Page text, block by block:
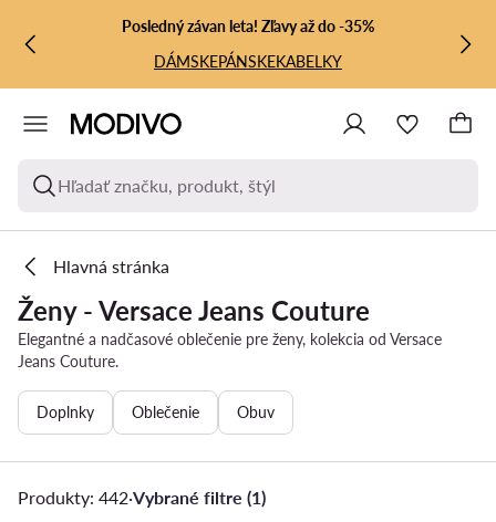
PREJSŤ NA HLAVNÝ OBSAH
PREJSŤ NA VYHĽADÁVANIE
Posledný závan leta! Zľavy až do -35%
DÁMSKEPÁNSKEKABELKY
Hľadať značku, produkt, štýl
Hlavná stránka
Ženy - Versace Jeans Couture
Elegantné a nadčasové oblečenie pre ženy, kolekcia od Versace
Jeans Couture.
Doplnky Oblečenie Obuv
Produkty: 442·Vybrané filtre (1)